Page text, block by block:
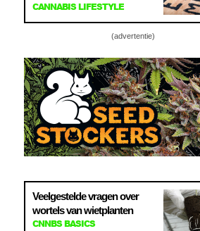
CANNABIS LIFESTYLE
(advertentie)
Veelgestelde vragen over
wortels van wietplanten
CNNBS BASICS